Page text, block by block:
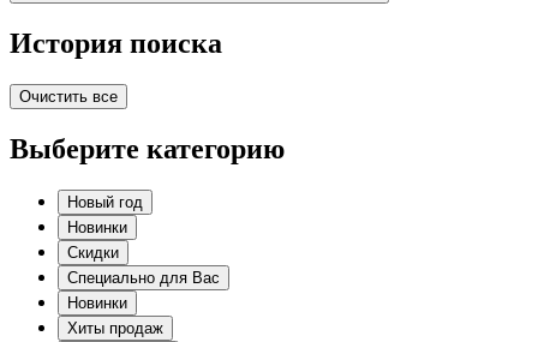
История поиска
Очистить все
Выберите категорию
Новый год
Новинки
Скидки
Специально для Вас
Новинки
Хиты продаж